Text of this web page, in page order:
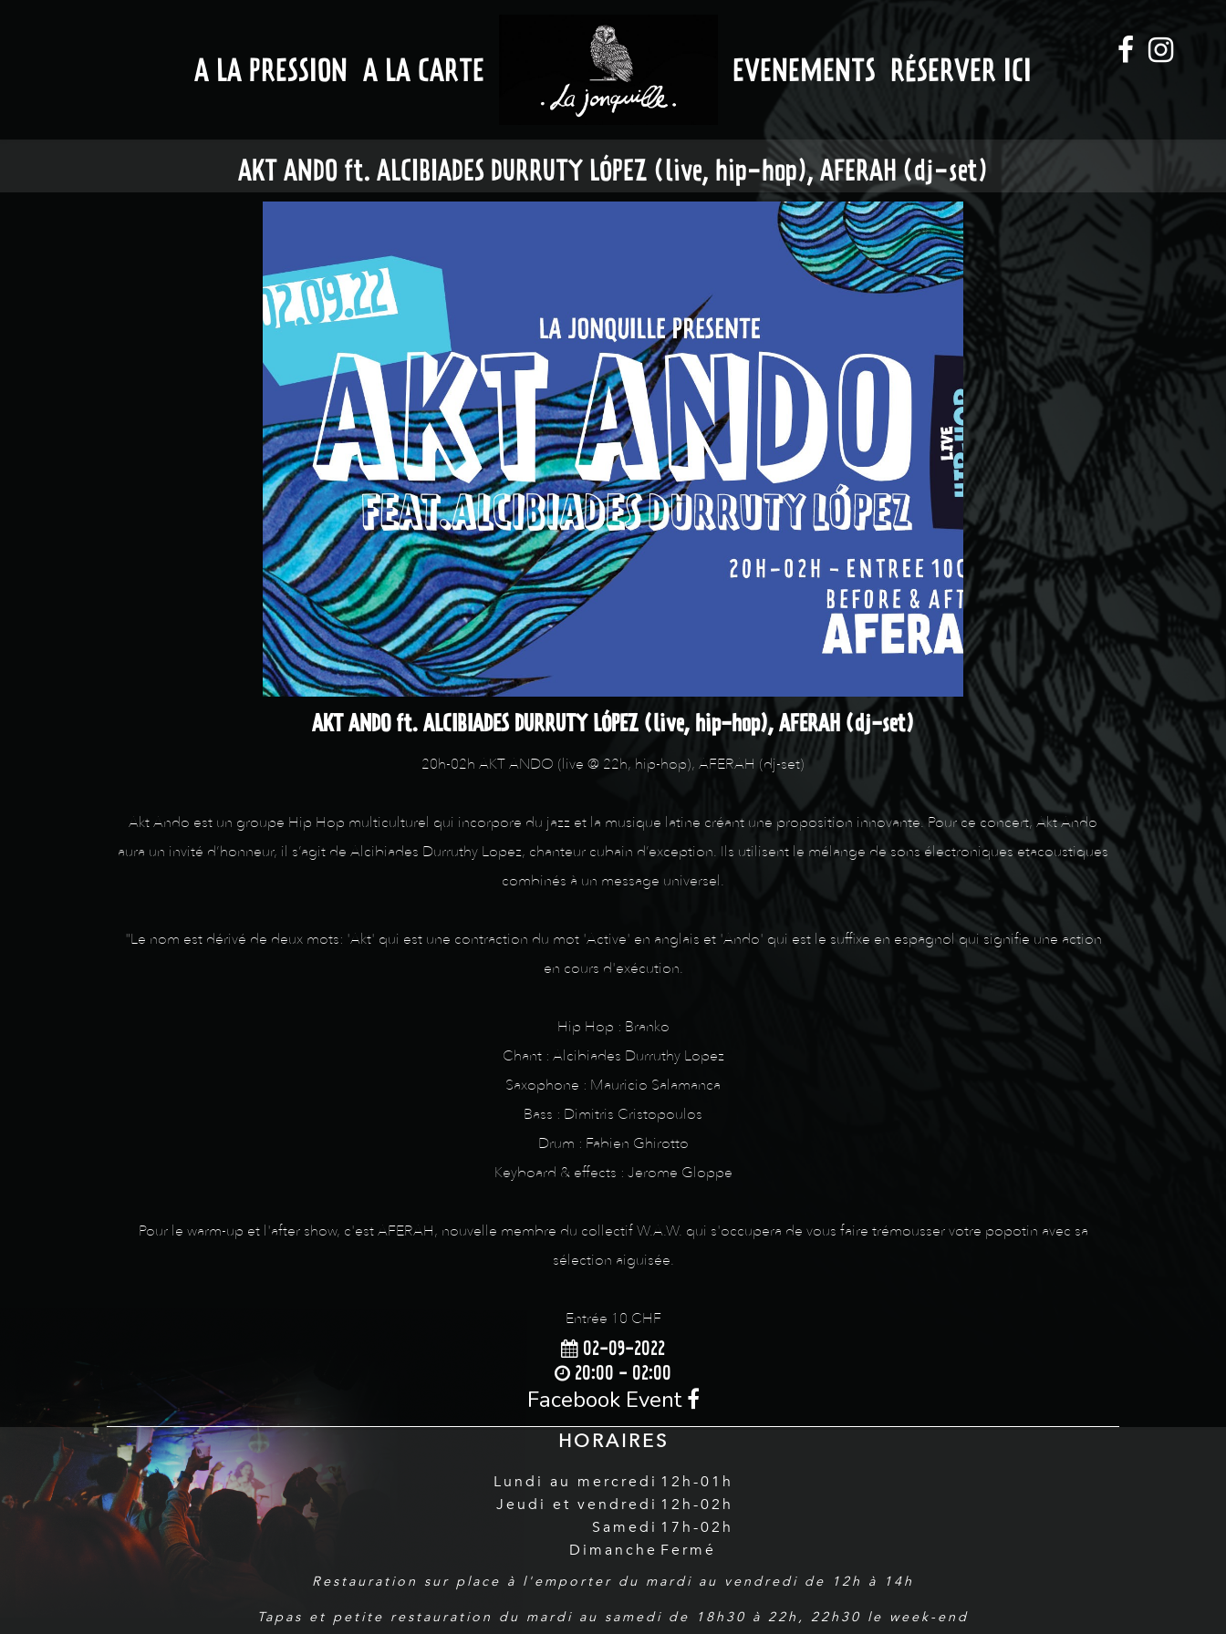
A LA PRESSION A LA CARTE EVENEMENTS RÉSERVER ICI
AKT ANDO ft. ALCIBIADES DURRUTY LÓPEZ (live, hip-hop), AFERAH (dj-set)
AKT ANDO ft. ALCIBIADES DURRUTY LÓPEZ (live, hip-hop), AFERAH (dj-set)
20h-02h AKT ANDO (live @ 22h, hip-hop), AFERAH (dj-set)
Akt Ando est un groupe Hip Hop multiculturel qui incorpore du jazz et la musique latine créant une proposition innovante. Pour ce concert, Akt Ando
aura un invité d’honneur, il s’agit de Alcibiades Durruthy Lopez, chanteur cubain d’exception. Ils utilisent le mélange de sons électroniques etacoustiques
combinés à un message universel.
"Le nom est dérivé de deux mots: 'Akt' qui est une contraction du mot 'Active' en anglais et 'Ando' qui est le suffixe en espagnol qui signifie une action
en cours d'exécution.
Hip Hop : Branko
Chant : Alcibiades Durruthy Lopez
Saxophone : Mauricio Salamanca
Bass : Dimitris Cristopoulos
Drum : Fabien Ghirotto
Keyboard & effects : Jerome Gloppe
Pour le warm-up et l'after show, c'est AFERAH, nouvelle membre du collectif W.A.W. qui s'occupera de vous faire trémousser votre popotin avec sa
sélection aiguisée.
Entrée 10 CHF
02-09-2022
20:00 - 02:00
Facebook Event
HORAIRES
Lundi au mercredi
Jeudi et vendredi
Samedi
Dimanche
12h-01h
12h-02h
17h-02h
Fermé
Restauration sur place à l'emporter du mardi au vendredi de 12h à 14h
Tapas et petite restauration du mardi au samedi de 18h30 à 22h, 22h30 le week-end